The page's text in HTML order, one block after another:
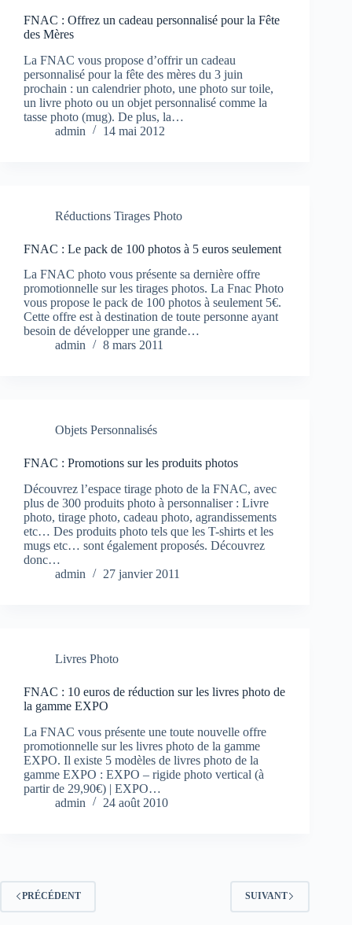
FNAC : Offrez un cadeau personnalisé pour la Fête
des Mères
La FNAC vous propose d’offrir un cadeau
personnalisé pour la fête des mères du 3 juin
prochain : un calendrier photo, une photo sur toile,
un livre photo ou un objet personnalisé comme la
tasse photo (mug). De plus, la…
admin
14 mai 2012
Réductions Tirages Photo
FNAC : Le pack de 100 photos à 5 euros seulement
La FNAC photo vous présente sa dernière offre
promotionnelle sur les tirages photos. La Fnac Photo
vous propose le pack de 100 photos à seulement 5€.
Cette offre est à destination de toute personne ayant
besoin de développer une grande…
admin
8 mars 2011
Objets Personnalisés
FNAC : Promotions sur les produits photos
Découvrez l’espace tirage photo de la FNAC, avec
plus de 300 produits photo à personnaliser : Livre
photo, tirage photo, cadeau photo, agrandissements
etc… Des produits photo tels que les T-shirts et les
mugs etc… sont également proposés. Découvrez
donc…
admin
27 janvier 2011
Livres Photo
FNAC : 10 euros de réduction sur les livres photo de
la gamme EXPO
La FNAC vous présente une toute nouvelle offre
promotionnelle sur les livres photo de la gamme
EXPO. Il existe 5 modèles de livres photo de la
gamme EXPO : EXPO – rigide photo vertical (à
partir de 29,90€) | EXPO…
admin
24 août 2010
PRÉCÉDENT SUIVANT